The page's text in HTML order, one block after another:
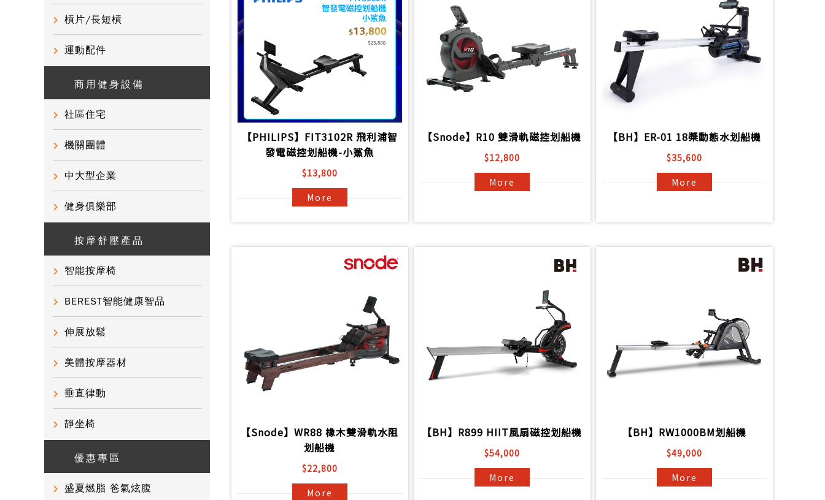
槓片/長短槓
運動配件
商用健身設備
社區住宅
機關團體
中大型企業
健身俱樂部
按摩舒壓產品
智能按摩椅
BEREST智能健康智品
伸展放鬆
美體按摩器材
垂直律動
靜坐椅
優惠專區
盛夏燃脂 爸氣炫腹
【PHILIPS】FIT3102R 飛利浦智
發電磁控划船機-小鯊魚
$13,800
More
【Snode】R10 雙滑軌磁控划船機
$12,800
More
【BH】ER-01 18槳動態水划船機
$35,600
More
【Snode】WR88 橡木雙滑軌水阻
划船機
$22,800
More
【BH】R899 HIIT風扇磁控划船機
$54,000
More
【BH】RW1000BM划船機
$49,000
More